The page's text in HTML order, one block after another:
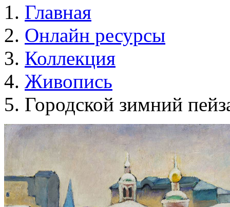
Главная
Онлайн ресурсы
Коллекция
Живопись
Городской зимний